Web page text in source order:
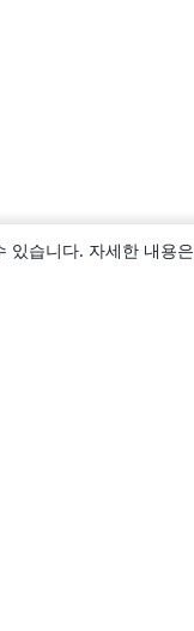
있습니다. 자세한 내용은